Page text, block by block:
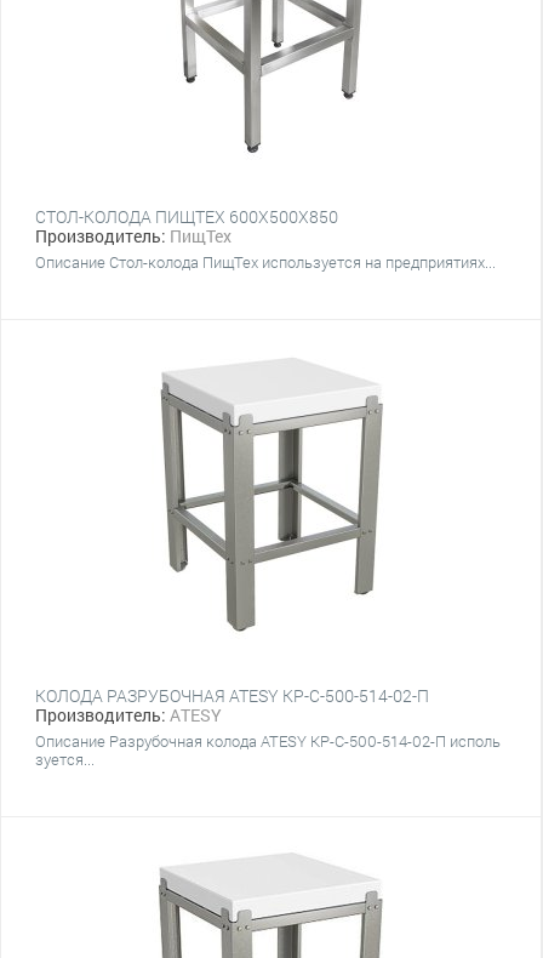
СТОЛ-КОЛОДА ПИЩТЕХ 600Х500Х850
Производитель: ПищТех
Описание Стол-колода ПищТех используется на предприятиях...
КОЛОДА РАЗРУБОЧНАЯ ATESY КР-С-500-514-02-П
Производитель: ATESY
Описание Разрубочная колода ATESY КР-С-500-514-02-П исполь
зуется...